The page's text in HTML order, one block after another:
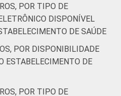
terapia
UBS 91 9
Não UBS 91
anos
POR TIPO DE
DISPONÍVEL
DE SAÚDE
POR DISPONIBILIDADE
ESTABELECIMENTO DE
POR TIPO DE